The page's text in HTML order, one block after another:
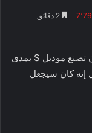
قال إيلون ماسك إن Tesla كان من الممكن أن تصنع موديل S بمدى
إنه كان سيجعل